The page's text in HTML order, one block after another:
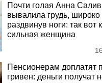
Почти голая Анна
вывалила грудь, широко
раздвинув ноги: так вот
сильная женщина
Пенсионерам доплатят
гривен: деньги получат